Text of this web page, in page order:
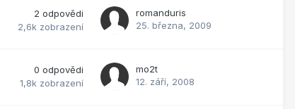
2 odpovědi
2,6k zobrazení
romanduris
25. března, 2009
0 odpovědi
1,8k zobrazení
mo2t
12. září, 2008